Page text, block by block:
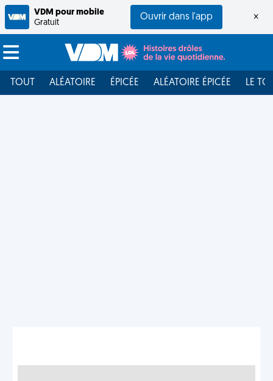
VDM pour mobile
Gratuit
Ouvrir dans l'app ×
TOUT ALÉATOIRE ÉPICÉE ALÉATOIRE ÉPICÉE LE